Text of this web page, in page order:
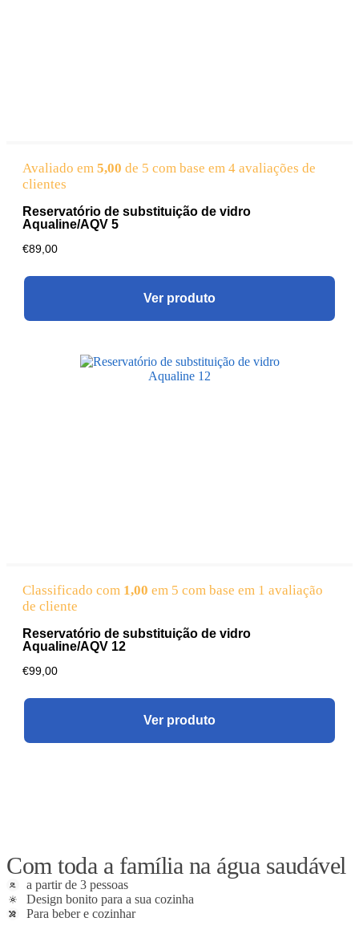
Avaliado em 5,00 de 5 com base em 4 avaliações de
clientes
Reservatório de substituição de vidro
Aqualine/AQV 5
€89,00
Ver produto
Classificado com 1,00 em 5 com base em 1 avaliação
de cliente
Reservatório de substituição de vidro
Aqualine/AQV 12
€99,00
Ver produto
Com toda a família na água saudável
a partir de 3 pessoas
Design bonito para a sua cozinha
Para beber e cozinhar